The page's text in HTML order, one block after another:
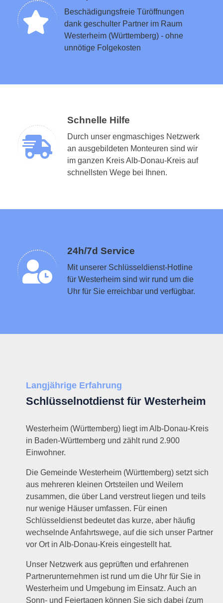
Beschädigungsfreie Türöffnungen
dank geschulter Partner im Raum
Westerheim (Württemberg) - ohne
unnötige Folgekosten
Schnelle Hilfe
Durch unser engmaschiges Netzwerk
an ausgebildeten Monteuren sind wir
im ganzen Kreis Alb-Donau-Kreis auf
schnellsten Wege bei Ihnen.
24h/7d Service
Mit unserer Schlüsseldienst-Hotline
für Westerheim sind wir rund um die
Uhr für Sie erreichbar und verfügbar.
Schlüsseldienst in der Nähe vermitteln
Langjährige Erfahrung
Schlüsselnotdienst für Westerheim
Westerheim (Württemberg) liegt im Alb-Donau-Kreis
in Baden-Württemberg und zählt rund 2.900
Einwohner.
Die Gemeinde Westerheim (Württemberg) setzt sich
aus mehreren kleinen Ortsteilen und Weilern
zusammen, die über Land verstreut liegen und teils
nur wenige Häuser umfassen. Für einen
Schlüsseldienst bedeutet das kurze, aber häufig
wechselnde Anfahrtswege, auf die sich unser Partner
vor Ort in Alb-Donau-Kreis eingestellt hat.
Unser Netzwerk aus geprüften und erfahrenen
Partnerunternehmen ist rund um die Uhr für Sie in
Westerheim und Umgebung im Einsatz. Auch an
Sonn- und Feiertagen können Sie sich dabei (zum